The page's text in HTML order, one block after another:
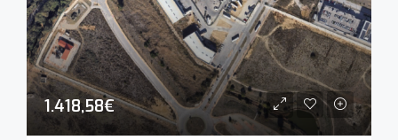
1.418,58€